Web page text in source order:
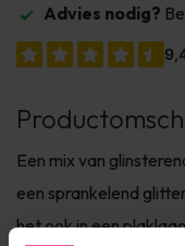
Advies nodig?
Een mix van
een sprankelend
het ook in een